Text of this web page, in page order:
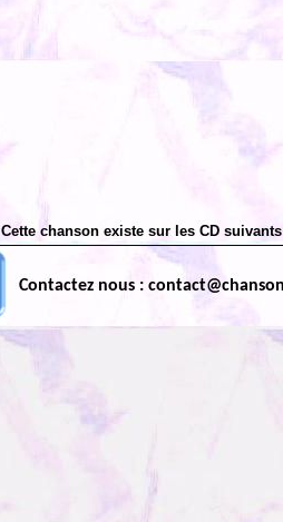
Cette chanson existe sur les CD
Contactez nous :